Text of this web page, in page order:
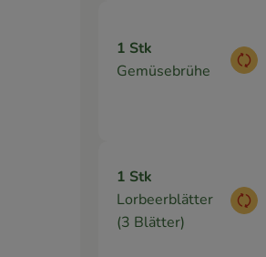
1 Stk
Gemüsebrühe
1 Stk
Lorbeerblätter
(3 Blätter)